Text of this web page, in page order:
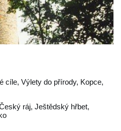
cíle, Výlety do přírody, Kopce,
ráj, Ještědský hřbet,